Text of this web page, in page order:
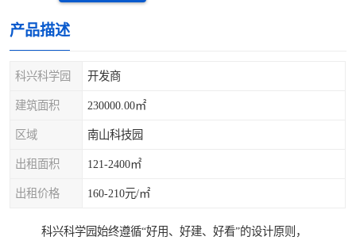
产品描述
科兴科学园 开发商
建筑面积 230000.00㎡
区域 南山科技园
出租面积 121-2400㎡
出租价格 160-210元/㎡
​​科兴科学园始终遵循“好用、好建、好看”的设计原则，
龙岗区
光明区
龙华观澜